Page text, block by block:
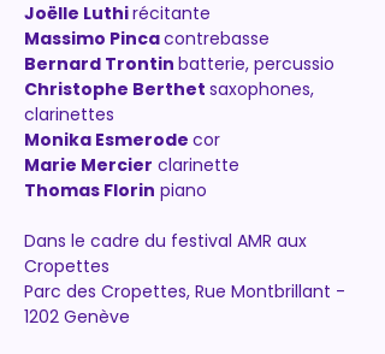
Joëlle Luthi récitante
Massimo Pinca contrebasse
Bernard Trontin batterie, percussio
Christophe Berthet saxophones,
clarinettes
Monika Esmerode cor
Marie Mercier clarinette
Thomas Florin piano
Dans le cadre du festival AMR aux
Cropettes
Parc des Cropettes, Rue Montbrillant -
1202 Genève